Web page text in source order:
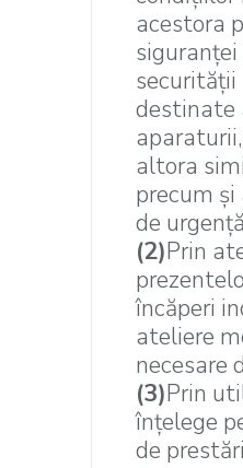
acestora
securităţii
destinate
altora
precum
de
(2)Prin
încăperi
ateliere
necesare
(3)Prin
înţelege
de